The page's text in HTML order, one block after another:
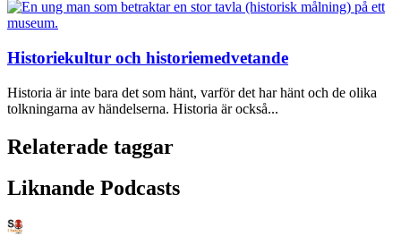
Historiekultur och historiemedvetande
Historia är inte bara det som hänt, varför det har hänt och de olika
tolkningarna av händelserna. Historia är också...
Relaterade taggar
Liknande Podcasts